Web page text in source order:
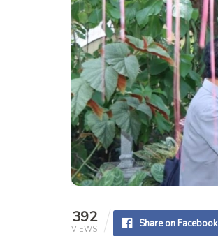
392
VIEWS Share on Facebook